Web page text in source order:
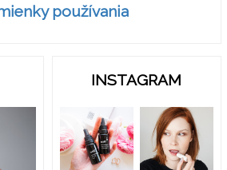
používania
INSTAGRAM